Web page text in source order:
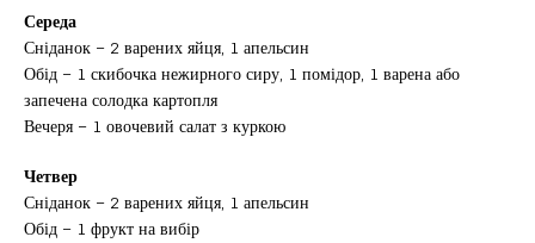
Середа
Сніданок – 2 варених яйця, 1 апельсин
Обід – 1 скибочка нежирного сиру, 1 помідор, 1 варена або
запечена солодка картопля
Вечеря – 1 овочевий салат з куркою
Четвер
Сніданок – 2 варених яйця, 1 апельсин
Обід – 1 фрукт на вибір